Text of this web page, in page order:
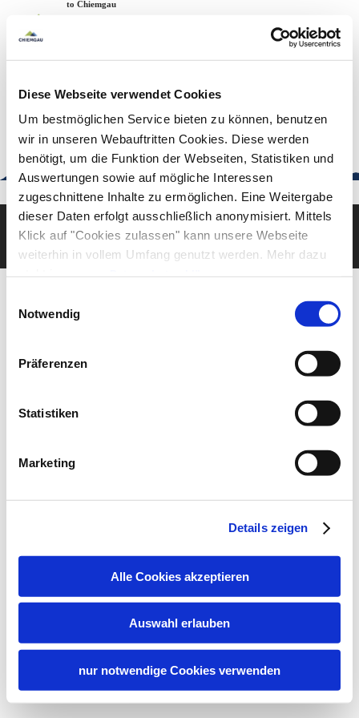
Diese Webseite verwendet Cookies
Um bestmöglichen Service bieten zu können, benutzen
wir in unseren Webauftritten Cookies. Diese werden
benötigt, um die Funktion der Webseiten, Statistiken und
Auswertungen sowie auf mögliche Interessen
zugeschnittene Inhalte zu ermöglichen. Eine Weitergabe
dieser Daten erfolgt ausschließlich anonymisiert. Mittels
Klick auf "Cookies zulassen" kann unsere Webseite
weiterhin in vollem Umfang genutzt werden. Mehr dazu
steht in unserer Datenschutzerklärung.
gelistet.
Notwendig
Präferenzen
Statistiken
Marketing
Details zeigen
Alle Cookies akzeptieren
Auswahl erlauben
nur notwendige Cookies verwenden
Back to the home page
Welcome to Chiemgau
urlaub@chiemgau.bayern
+49 (861) 988 231-20
Good to know
Deutsch English